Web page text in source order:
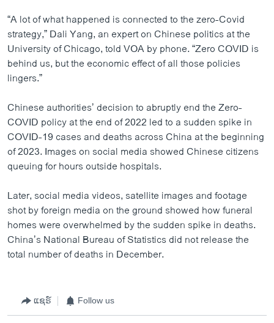
“A lot of what happened is connected to the zero-Covid
strategy,” Dali Yang, an expert on Chinese politics at the
University of Chicago, told VOA by phone. “Zero COVID is
behind us, but the economic effect of all those policies
lingers.”
Chinese authorities’ decision to abruptly end the Zero-
COVID policy at the end of 2022 led to a sudden spike in
COVID-19 cases and deaths across China at the beginning
of 2023. Images on social media showed Chinese citizens
queuing for hours outside hospitals.
Later, social media videos, satellite images and footage
shot by foreign media on the ground showed how funeral
homes were overwhelmed by the sudden spike in deaths.
China’s National Bureau of Statistics did not release the
total number of deaths in December.
ແຊຣ໌ Follow us